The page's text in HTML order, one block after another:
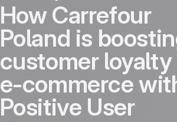
How Carrefour
Poland is
customer loyalty
e-commerce
Positive User